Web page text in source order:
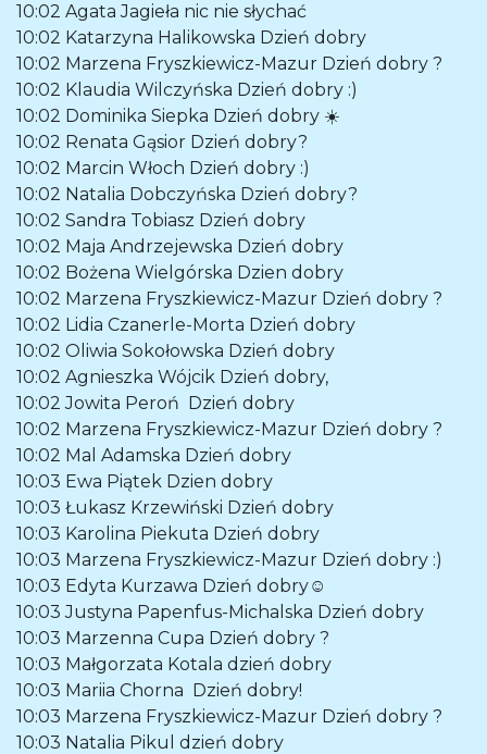
10:02 Agata Jagieła nic nie słychać
10:02 Katarzyna Halikowska Dzień dobry
10:02 Marzena Fryszkiewicz-Mazur Dzień dobry ?
10:02 Klaudia Wilczyńska Dzień dobry :)
10:02 Dominika Siepka Dzień dobry ☀️
10:02 Renata Gąsior Dzień dobry?
10:02 Marcin Włoch Dzień dobry :)
10:02 Natalia Dobczyńska Dzień dobry?
10:02 Sandra Tobiasz Dzień dobry
10:02 Maja Andrzejewska Dzień dobry
10:02 Bożena Wielgórska Dzien dobry
10:02 Marzena Fryszkiewicz-Mazur Dzień dobry ?
10:02 Lidia Czanerle-Morta Dzień dobry
10:02 Oliwia Sokołowska Dzień dobry
10:02 Agnieszka Wójcik Dzień dobry,
10:02 Jowita Peroń Dzień dobry
10:02 Marzena Fryszkiewicz-Mazur Dzień dobry ?
10:02 Mal Adamska Dzień dobry
10:03 Ewa Piątek Dzien dobry
10:03 Łukasz Krzewiński Dzień dobry
10:03 Karolina Piekuta Dzień dobry
10:03 Marzena Fryszkiewicz-Mazur Dzień dobry :)
10:03 Edyta Kurzawa Dzień dobry☺️
10:03 Justyna Papenfus-Michalska Dzień dobry
10:03 Marzenna Cupa Dzień dobry ?
10:03 Małgorzata Kotala dzień dobry
10:03 Mariia Chorna Dzień dobry!
10:03 Marzena Fryszkiewicz-Mazur Dzień dobry ?
10:03 Natalia Pikul dzień dobry